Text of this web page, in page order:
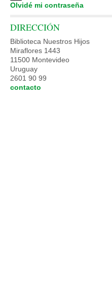
Olvidé mi contraseña
DIRECCIÓN
Biblioteca Nuestros Hijos
Miraflores 1443
11500 Montevideo
Uruguay
2601 90 99
contacto